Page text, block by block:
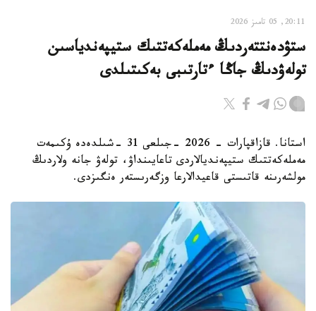
20:11, 05 تامىز 2026
ستۋدەنتتەردىڭ مەملەكەتتىك ستيپەندياسىن
تولەۋدىڭ جاڭا ءتارتىبى بەكىتىلدى
استانا. قازاقپارات - 2026 -جىلعى 31 -شىلدەدە ۇكىمەت
مەملەكەتتىك ستيپەنديالاردى تاعايىنداۋ، تولەۋ جانە ولاردىڭ
مولشەرىنە قاتىستى قاعيدالارعا وزگەرىستەر ەنگىزدى.